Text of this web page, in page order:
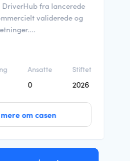
fra lancerede
validerede og
Ansatte
0
Stiftet
2026
om casen